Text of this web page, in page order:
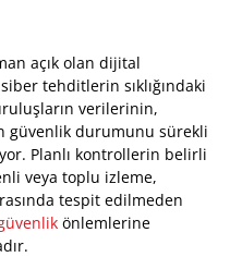
açık olan dijital
tehditlerin sıklığındaki
verilerinin,
güvenlik durumunu sürekli
Planlı kontrollerin belirli
veya toplu izleme,
tespit edilmeden
önlemlerine